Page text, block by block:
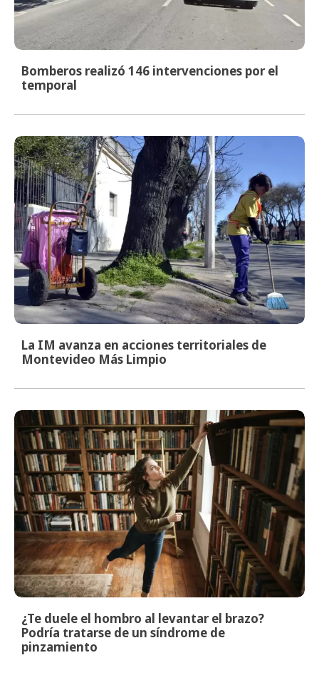
Bomberos realizó 146 intervenciones por el
temporal
La IM avanza en acciones territoriales de
Montevideo Más Limpio
¿Te duele el hombro al levantar el brazo?
Podría tratarse de un síndrome de
pinzamiento